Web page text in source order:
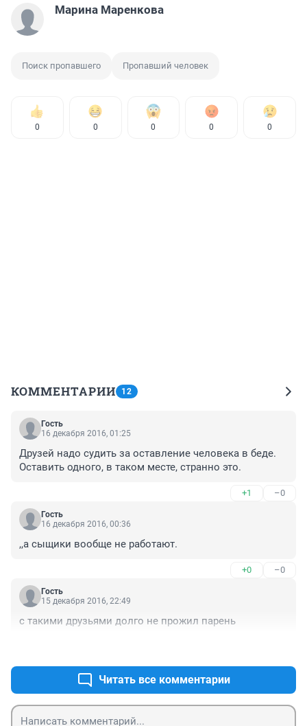
Марина Маренкова
Поиск пропавшего Пропавший человек
0 0 0 0 0
КОММЕНТАРИИ 12
Гость
16 декабря 2016, 01:25
Друзей надо судить за оставление человека в беде.
Оставить одного, в таком месте, странно это.
+1 –0
Гость
16 декабря 2016, 00:36
,,а сыщики вообще не работают.
+0 –0
Гость
15 декабря 2016, 22:49
с такими друзьями долго не прожил парень
Читать все комментарии